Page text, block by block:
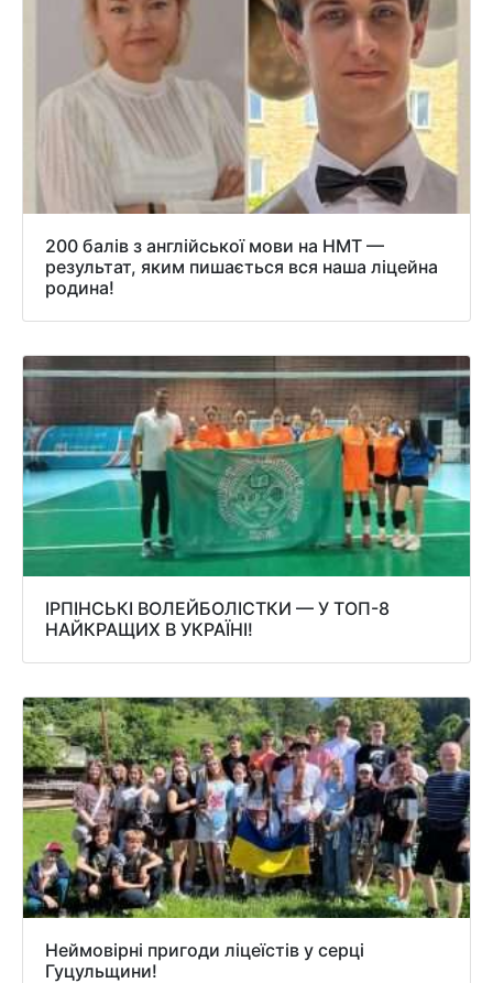
200 балів з англійської мови на НМТ —
результат, яким пишається вся наша ліцейна
родина!
ІРПІНСЬКІ ВОЛЕЙБОЛІСТКИ — У ТОП-8
НАЙКРАЩИХ В УКРАЇНІ!
Неймовірні пригоди ліцеїстів у серці
Гуцульщини!